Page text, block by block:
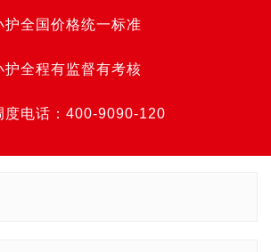
护全国价格统一标准
护全程有监督有考核
度电话：400-9090-120